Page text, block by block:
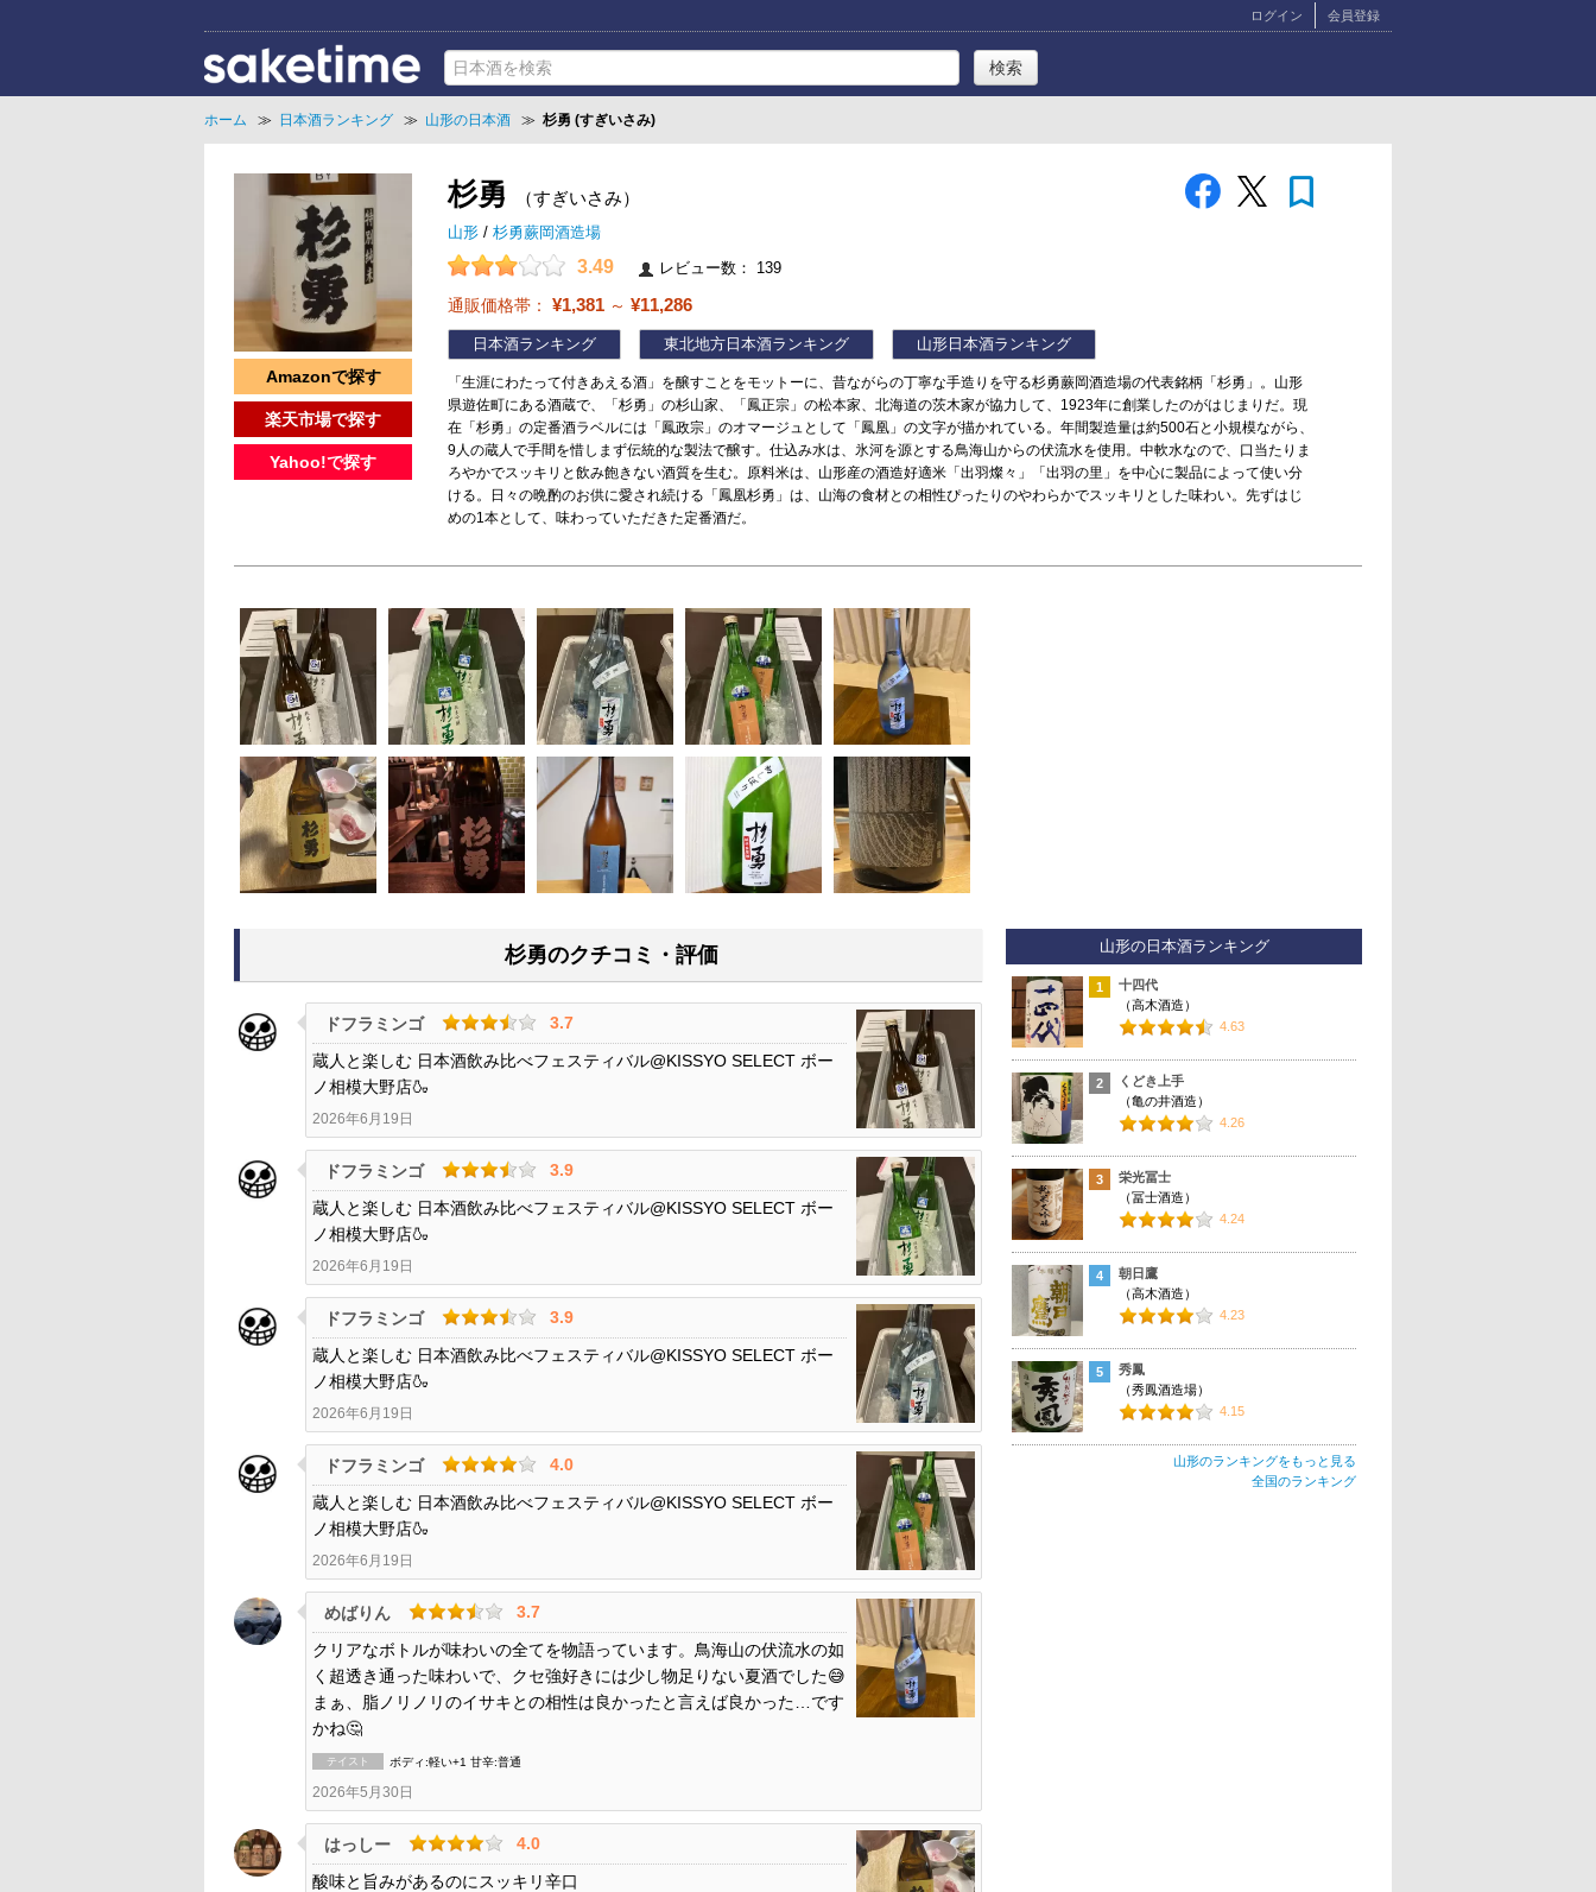
ログイン 会員登録
ホーム ≫ 日本酒ランキング ≫ 山形の日本酒 ≫ 杉勇 (すぎいさみ)
Amazonで探す
楽天市場で探す
Yahoo!で探す
杉勇 （すぎいさみ） bookmark
山形 / 杉勇蕨岡酒造場
3.49 レビュー数： 139
通販価格帯： ¥1,381 ～ ¥11,286
日本酒ランキング 東北地方日本酒ランキング 山形日本酒ランキング
「生涯にわたって付きあえる酒」を醸すことをモットーに、昔ながらの丁寧な手造りを守る杉勇蕨岡酒造場の代表銘柄「杉勇」。山形
県遊佐町にある酒蔵で、「杉勇」の杉山家、「鳳正宗」の松本家、北海道の茨木家が協力して、1923年に創業したのがはじまりだ。現
在「杉勇」の定番酒ラベルには「鳳政宗」のオマージュとして「鳳凰」の文字が描かれている。年間製造量は約500石と小規模ながら、
9人の蔵人で手間を惜しまず伝統的な製法で醸す。仕込み水は、氷河を源とする鳥海山からの伏流水を使用。中軟水なので、口当たりま
ろやかでスッキリと飲み飽きない酒質を生む。原料米は、山形産の酒造好適米「出羽燦々」「出羽の里」を中心に製品によって使い分
ける。日々の晩酌のお供に愛され続ける「鳳凰杉勇」は、山海の食材との相性ぴったりのやわらかでスッキリとした味わい。先ずはじ
めの1本として、味わっていただきた定番酒だ。
杉勇のクチコミ・評価
ドフラミンゴ
3.7
蔵人と楽しむ 日本酒飲み比べフェスティバル@KISSYO SELECT ボー
ノ相模大野店🍶
2026年6月19日
ドフラミンゴ
3.9
蔵人と楽しむ 日本酒飲み比べフェスティバル@KISSYO SELECT ボー
ノ相模大野店🍶
2026年6月19日
ドフラミンゴ
3.9
蔵人と楽しむ 日本酒飲み比べフェスティバル@KISSYO SELECT ボー
ノ相模大野店🍶
2026年6月19日
ドフラミンゴ
4.0
蔵人と楽しむ 日本酒飲み比べフェスティバル@KISSYO SELECT ボー
ノ相模大野店🍶
2026年6月19日
めばりん
3.7
クリアなボトルが味わいの全てを物語っています。鳥海山の伏流水の如
く超透き通った味わいで、クセ強好きには少し物足りない夏酒でした😅
まぁ、脂ノリノリのイサキとの相性は良かったと言えば良かった…です
かね🤔
テイスト ボディ:軽い+1 甘辛:普通
2026年5月30日
はっしー
4.0
酸味と旨みがあるのにスッキリ辛口
山形の日本酒ランキング
1
十四代
（高木酒造）
4.63
2
くどき上手
（亀の井酒造）
4.26
3
栄光冨士
（冨士酒造）
4.24
4
朝日鷹
（高木酒造）
4.23
5
秀鳳
（秀鳳酒造場）
4.15
山形のランキングをもっと見る
全国のランキング